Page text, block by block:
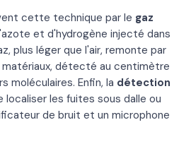
cette technique par le gaz
et d'hydrogène injecté dans
plus léger que l'air, remonte par
détecté au centimètre
moléculaires. Enfin, la détection
localiser les fuites sous dalle ou
de bruit et un microphone